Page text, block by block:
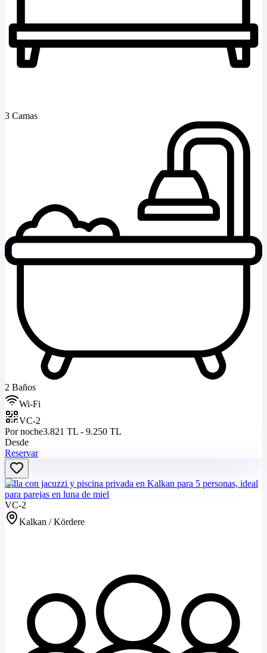
3 Camas
2 Baños
Wi-Fi
VC-2
Por noche3.821 TL - 9.250 TL
Desde
Reservar
Villa con jacuzzi y piscina privada en Kalkan para 5 personas, ideal
para parejas en luna de miel
VC-2
Kalkan / Kördere